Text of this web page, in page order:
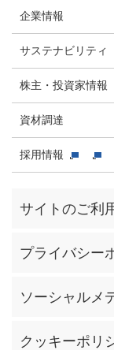
企業情報
サステナビリティ
株主・投資家情報
資材調達
採用情報
サイトのご利
プライバシー
ソーシャルメ
クッキーポリ